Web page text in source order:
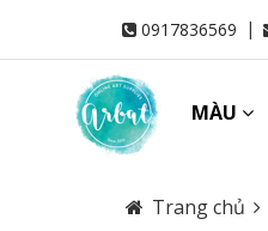
0917836569 |
MÀU
Trang chủ